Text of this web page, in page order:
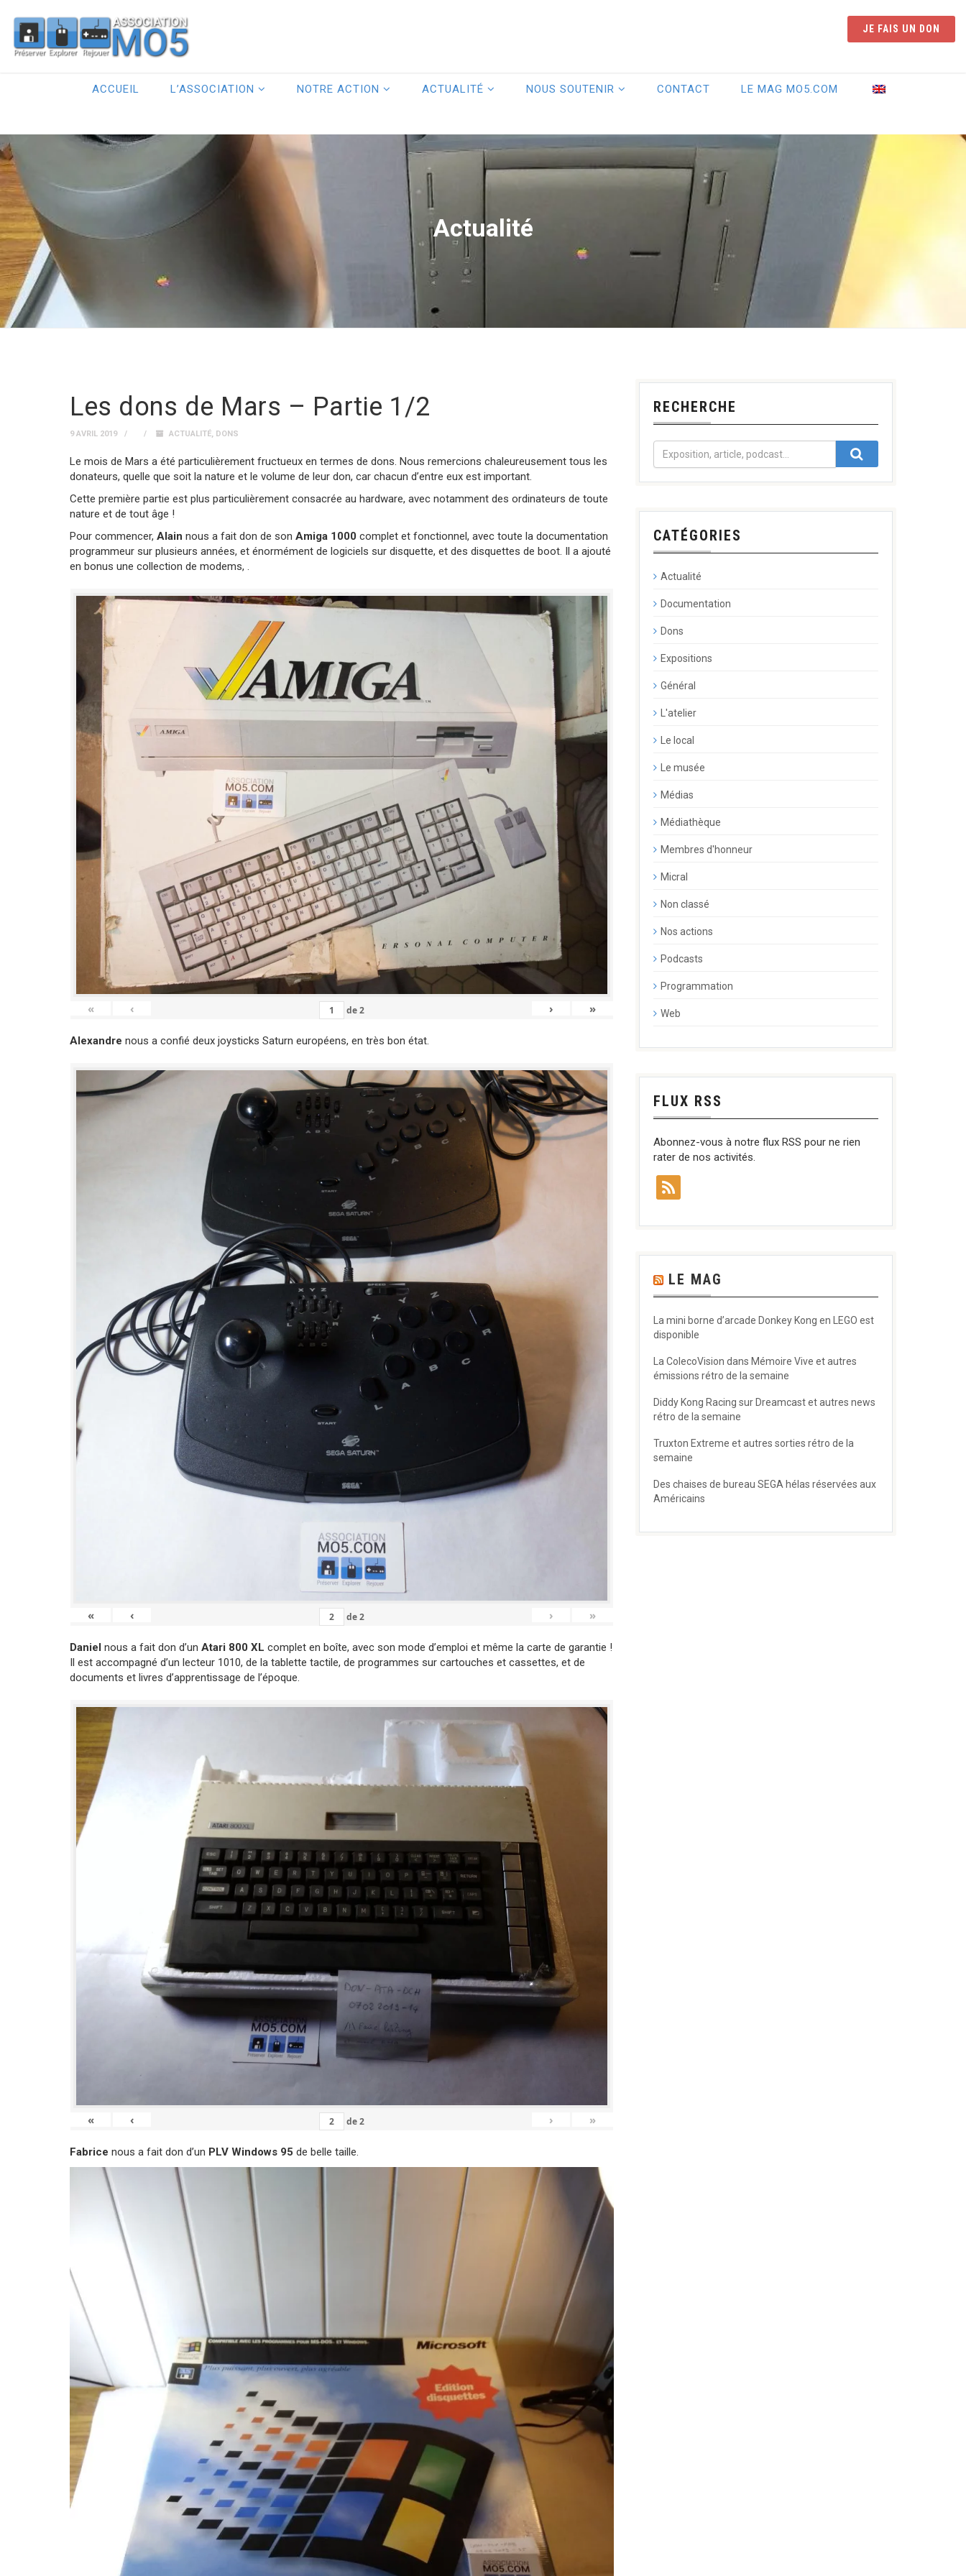
JE FAIS UN DON
ACCUEIL L’ASSOCIATION NOTRE ACTION ACTUALITÉ NOUS SOUTENIR CONTACT LE MAG MO5.COM
Actualité
Les dons de Mars – Partie 1/2
9 AVRIL 2019 ACTUALITÉ, DONS
Le mois de Mars a été particulièrement fructueux en termes de dons. Nous remercions chaleureusement tous les
donateurs, quelle que soit la nature et le volume de leur don, car chacun d’entre eux est important.
Cette première partie est plus particulièrement consacrée au hardware, avec notamment des ordinateurs de toute
nature et de tout âge !
Pour commencer, Alain nous a fait don de son Amiga 1000 complet et fonctionnel, avec toute la documentation
programmeur sur plusieurs années, et énormément de logiciels sur disquette, et des disquettes de boot. Il a ajouté
en bonus une collection de modems, .
« ‹ de2 › »
Alexandre nous a confié deux joysticks Saturn européens, en très bon état.
« ‹ de2 › »
Daniel nous a fait don d’un Atari 800 XL complet en boîte, avec son mode d’emploi et même la carte de garantie !
Il est accompagné d’un lecteur 1010, de la tablette tactile, de programmes sur cartouches et cassettes, et de
documents et livres d’apprentissage de l’époque.
« ‹ de2 › »
Fabrice nous a fait don d’un PLV Windows 95 de belle taille.
RECHERCHE
CATÉGORIES
Actualité
Documentation
Dons
Expositions
Général
L'atelier
Le local
Le musée
Médias
Médiathèque
Membres d'honneur
Micral
Non classé
Nos actions
Podcasts
Programmation
Web
FLUX RSS
Abonnez-vous à notre flux RSS pour ne rien
rater de nos activités.
LE MAG
La mini borne d’arcade Donkey Kong en LEGO est
disponible
La ColecoVision dans Mémoire Vive et autres
émissions rétro de la semaine
Diddy Kong Racing sur Dreamcast et autres news
rétro de la semaine
Truxton Extreme et autres sorties rétro de la
semaine
Des chaises de bureau SEGA hélas réservées aux
Américains